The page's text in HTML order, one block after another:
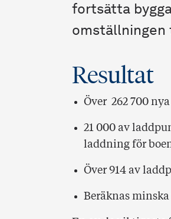
fortsätta
Resultat
Över 262 700
21 000 av
laddning för
Över 914 av
Beräknas